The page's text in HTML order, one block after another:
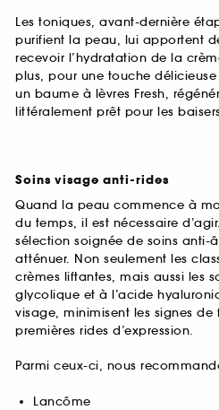
Les toniques, avant-dernière
purifient la peau, lui apportent
recevoir l’hydratation de la
plus, pour une touche
un baume à lèvres Fresh,
littéralement prêt pour les
Soins visage anti-rides
Quand la peau commence à
du temps, il est nécessaire
sélection soignée de soins anti-
atténuer. Non seulement les
crèmes liftantes, mais aussi les
glycolique et à l’acide
visage, minimisent les signes
premières rides d’expression.
Parmi ceux-ci, nous
Lancôme